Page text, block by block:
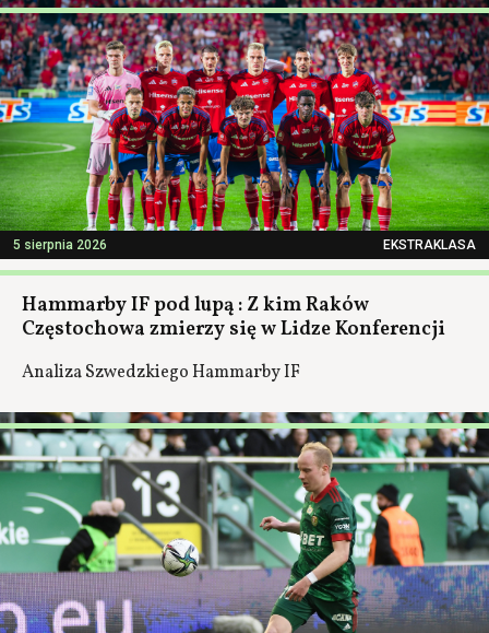
5 sierpnia 2026 EKSTRAKLASA
Hammarby IF pod lupą : Z kim Raków
Częstochowa zmierzy się w Lidze Konferencji
Analiza Szwedzkiego Hammarby IF